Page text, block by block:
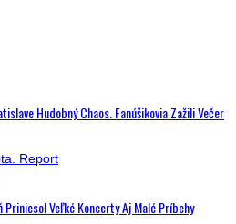
Hudobný Chaos. Fanúšikovia Zažili Večer
Priniesol Veľké Koncerty Aj Malé Príbehy